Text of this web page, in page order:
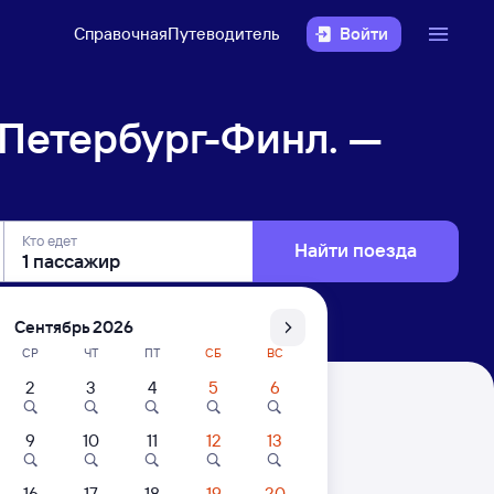
СправочнаяПутеводитель Войти
Финл. —
Кто едет Найти поезда
Сортавала Центр
Цены за 1 пассажира
Сентябрь 2026
СР ЧТ ПТ СБ ВС
2 3 4 5 6
9 10 11 12 13